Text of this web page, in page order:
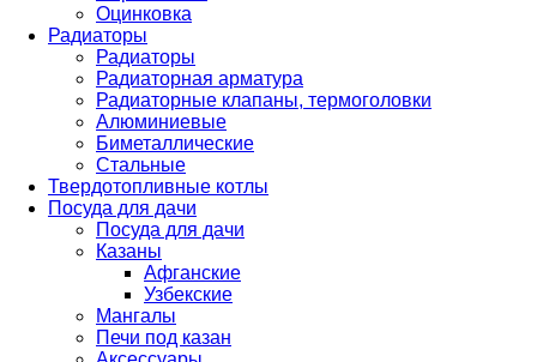
Оцинковка
Радиаторы
Радиаторы
Радиаторная арматура
Радиаторные клапаны, термоголовки
Алюминиевые
Биметаллические
Стальные
Твердотопливные котлы
Посуда для дачи
Посуда для дачи
Казаны
Афганские
Узбекские
Мангалы
Печи под казан